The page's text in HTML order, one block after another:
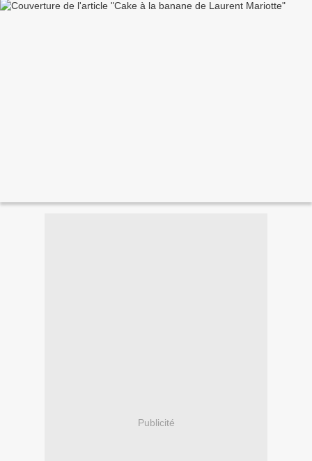
Publicité